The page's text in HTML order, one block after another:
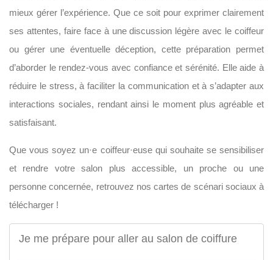
mieux gérer l’expérience. Que ce soit pour exprimer clairement
ses attentes, faire face à une discussion légère avec le coiffeur
ou gérer une éventuelle déception, cette préparation permet
d’aborder le rendez-vous avec confiance et sérénité. Elle aide à
réduire le stress, à faciliter la communication et à s’adapter aux
interactions sociales, rendant ainsi le moment plus agréable et
satisfaisant.
Que vous soyez un·e coiffeur·euse qui souhaite se sensibiliser
et rendre votre salon plus accessible, un proche ou une
personne concernée, retrouvez nos cartes de scénari sociaux à
télécharger !
Je me prépare pour aller au salon de coiffure